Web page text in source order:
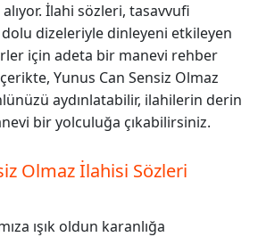
İlahi sözleri, tasavvufi
dizeleriyle dinleyeni etkileyen
için adeta bir manevi rehber
Yunus Can Sensiz Olmaz
aydınlatabilir, ilahilerin derin
bir yolculuğa çıkabilirsiniz.
Olmaz İlahisi Sözleri
ışık oldun karanlığa